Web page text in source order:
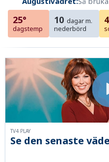
25°
dagstemp
10 dagar m.
nederbörd
Se den senaste
TV4 PLAY